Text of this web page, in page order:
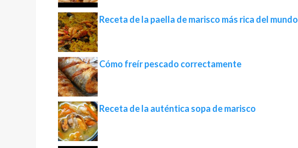
Receta de la paella de marisco más rica del mundo
Cómo freír pescado correctamente
Receta de la auténtica sopa de marisco